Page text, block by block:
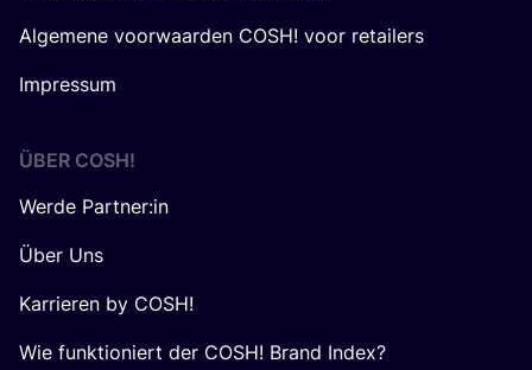
Algemene voorwaarden COSH! voor retailers
Impressum
ÜBER COSH!
Werde Partner:in
Über Uns
Karrieren by COSH!
Wie funktioniert der COSH! Brand Index?